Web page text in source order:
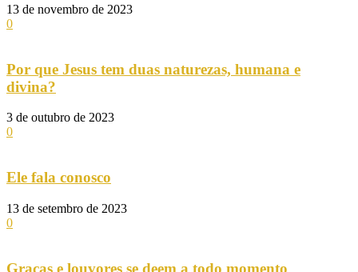
13 de novembro de 2023
0
Por que Jesus tem duas naturezas, humana e
divina?
3 de outubro de 2023
0
Ele fala conosco
13 de setembro de 2023
0
Graças e louvores se deem a todo momento